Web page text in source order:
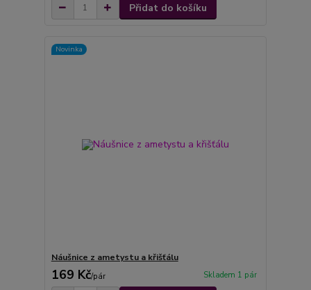
Přidat do košíku
Novinka
Náušnice z ametystu a křišťálu
169 Kč/pár Skladem 1 pár